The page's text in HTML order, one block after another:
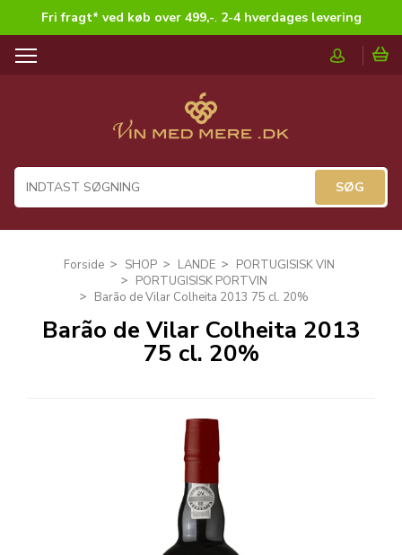
Fri fragt* ved køb over 499,-. 2-4 hverdages levering
T
a
i
Forside SHOP LANDE
PORTUGISISK VIN
PORTUGISISK PORTVIN
Barão de Vilar Colheita 2013 75 cl. 20%
Barão de Vilar Colheita 2013
75 cl. 20%